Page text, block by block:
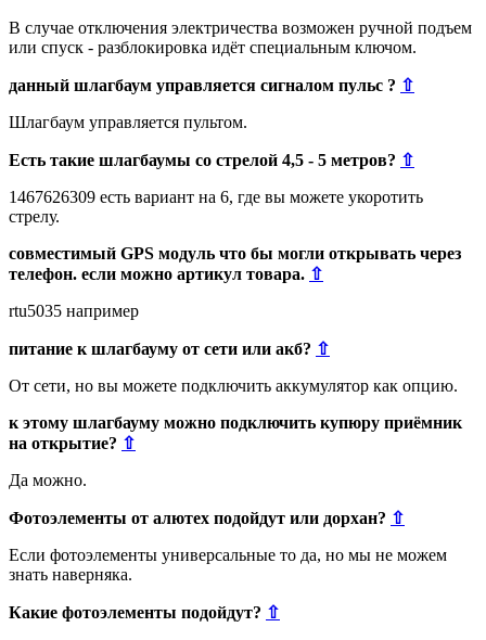
В случае отключения электричества возможен ручной подъем
или спуск - разблокировка идёт специальным ключом.
данный шлагбаум управляется сигналом пульс ? ⇧
Шлагбаум управляется пультом.
Есть такие шлагбаумы со стрелой 4,5 - 5 метров? ⇧
1467626309 есть вариант на 6, где вы можете укоротить
стрелу.
совместимый GPS модуль что бы могли открывать через
телефон. если можно артикул товара. ⇧
rtu5035 например
питание к шлагбауму от сети или акб? ⇧
От сети, но вы можете подключить аккумулятор как опцию.
к этому шлагбауму можно подключить купюру приёмник
на открытие? ⇧
Да можно.
Фотоэлементы от алютех подойдут или дорхан? ⇧
Если фотоэлементы универсальные то да, но мы не можем
знать наверняка.
Какие фотоэлементы подойдут? ⇧